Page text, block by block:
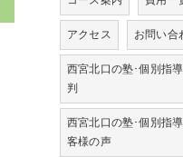
アクセス お問い合
西宮北口の塾･個別指
判
西宮北口の塾･個別指
客様の声